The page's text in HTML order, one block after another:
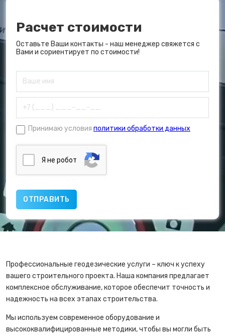
Расчет стоимости
Оставьте Ваши контакты - наш менеджер свяжется с
Вами и сориентирует по стоимости!
Принимаю условия политики обработки данных
Я нe poбoт
Профессиональные геодезические услуги – ключ к успеху
вашего строительного проекта. Наша компания предлагает
комплексное обслуживание, которое обеспечит точность и
надежность на всех этапах строительства.
Мы используем современное оборудование и
высококвалифицированные методики, чтобы вы могли быть